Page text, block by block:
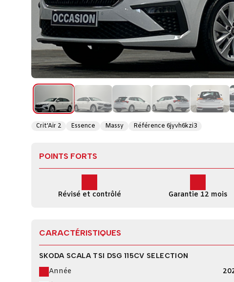
Crit'Air 2 Essence Massy Référence 6jyvh6kzi3
POINTS FORTS
Révisé et contrôlé Garantie 12 mois
CARACTÉRISTIQUES
SKODA SCALA TSI DSG 115CV SELECTION
Année